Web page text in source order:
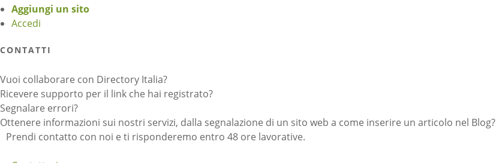
Aggiungi un sito
Accedi
CONTATTI
Vuoi collaborare con Directory Italia?
Ricevere supporto per il link che hai registrato?
Segnalare errori?
Ottenere informazioni sui nostri servizi, dalla segnalazione di un sito web a come inserire un articolo nel Blog?
Prendi contatto con noi e ti risponderemo entro 48 ore lavorative.